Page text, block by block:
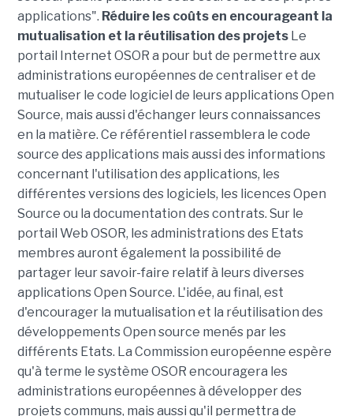
applications". Réduire les coûts en encourageant la
mutualisation et la réutilisation des projetsLe
portail Internet OSOR a pour but de permettre aux
administrations européennes de centraliser et de
mutualiser le code logiciel de leurs applications Open
Source, mais aussi d'échanger leurs connaissances
en la matière. Ce référentiel rassemblera le code
source des applications mais aussi des informations
concernant l'utilisation des applications, les
différentes versions des logiciels, les licences Open
Source ou la documentation des contrats. Sur le
portail Web OSOR, les administrations des Etats
membres auront également la possibilité de
partager leur savoir-faire relatif à leurs diverses
applications Open Source. L'idée, au final, est
d'encourager la mutualisation et la réutilisation des
développements Open source menés par les
différents Etats. La Commission européenne espère
qu'à terme le système OSOR encouragera les
administrations européennes à développer des
projets communs, mais aussi qu'il permettra de